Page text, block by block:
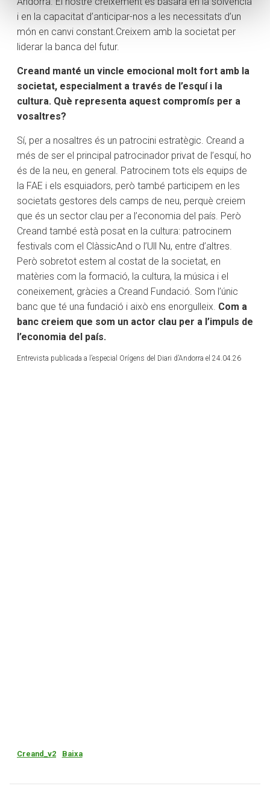
i en la capacitat d’anticipar-nos a les necessitats d’un
món en canvi constant.Creixem amb la societat per
liderar la banca del futur.
Creand manté un vincle emocional molt fort amb la
societat, especialment a través de l’esquí i la
cultura. Què representa aquest compromís per a
vosaltres?
Sí, per a nosaltres és un patrocini estratègic. Creand a
més de ser el principal patrocinador privat de l’esquí, ho
és de la neu, en general. Patrocinem tots els equips de
la FAE i els esquiadors, però també participem en les
societats gestores dels camps de neu, perquè creiem
que és un sector clau per a l’economia del país. Però
Creand també està posat en la cultura: patrocinem
festivals com el ClàssicAnd o l’Ull Nu, entre d’altres.
Però sobretot estem al costat de la societat, en
matèries com la formació, la cultura, la música i el
coneixement, gràcies a Creand Fundació. Som l’únic
banc que té una fundació i això ens enorgulleix. Com a
banc creiem que som un actor clau per a l’impuls de
l’economia del país.
Entrevista publicada a l’especial Orígens del Diari d’Andorra el 24.04.26
Creand_v2 Baixa